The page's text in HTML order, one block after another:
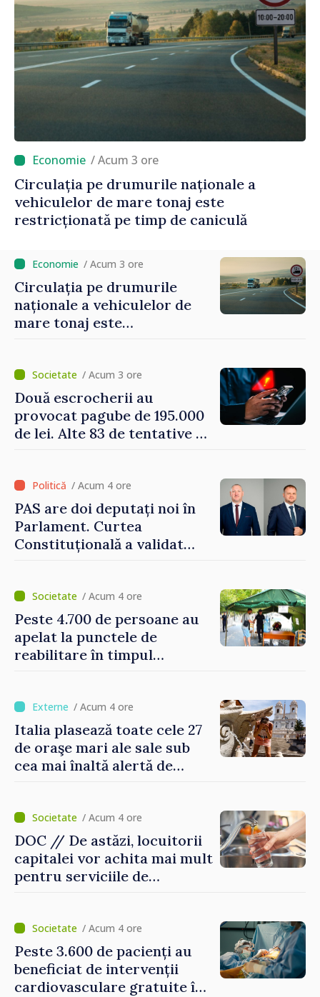
/ Acum 3 ore
Circulația pe drumurile naționale a
vehiculelor de mare tonaj este
restricționată pe timp de caniculă
/ Acum 3 ore
Circulația pe drumurile
naționale a vehiculelor de
mare tonaj este
/ Acum 3 ore
Două escrocherii au
provocat pagube de 195.000
de lei. Alte 83 de tentative au
/ Acum 4 ore
PAS are doi deputați noi în
Parlament. Curtea
Constituțională a validat
/ Acum 4 ore
Peste 4.700 de persoane au
apelat la punctele de
reabilitare în timpul
/ Acum 4 ore
Italia plasează toate cele 27
de oraşe mari ale sale sub
cea mai înaltă alertă de
/ Acum 4 ore
DOC // De astăzi, locuitorii
capitalei vor achita mai mult
pentru serviciile de
/ Acum 4 ore
Peste 3.600 de pacienți au
beneficiat de intervenții
cardiovasculare gratuite în